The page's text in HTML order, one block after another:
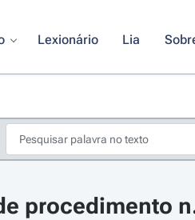
Lexionário Lia
procedimento